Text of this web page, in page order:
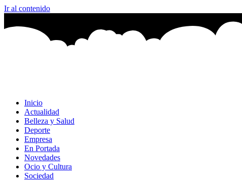
Ir al contenido
Inicio
Actualidad
Belleza y Salud
Deporte
Empresa
En Portada
Novedades
Ocio y Cultura
Sociedad